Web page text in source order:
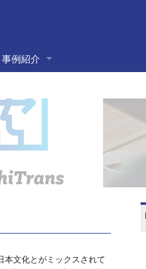
事例紹介
本文化とがミックスされて